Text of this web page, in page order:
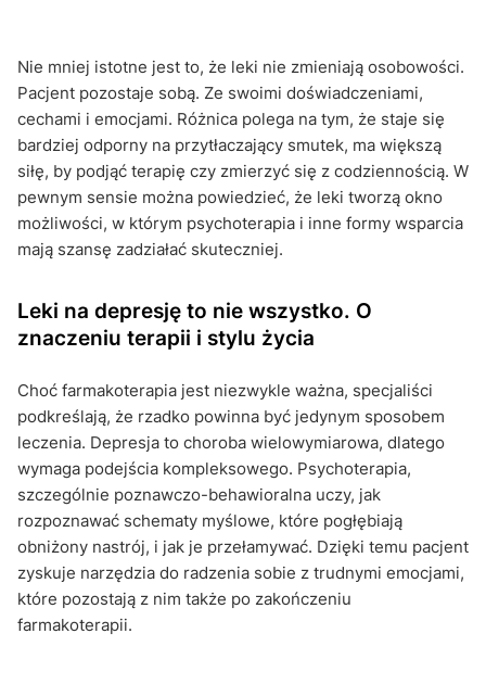
Nie mniej istotne jest to, że leki nie zmieniają osobowości.
Pacjent pozostaje sobą. Ze swoimi doświadczeniami,
cechami i emocjami. Różnica polega na tym, że staje się
bardziej odporny na przytłaczający smutek, ma większą
siłę, by podjąć terapię czy zmierzyć się z codziennością. W
pewnym sensie można powiedzieć, że leki tworzą okno
możliwości, w którym psychoterapia i inne formy wsparcia
mają szansę zadziałać skuteczniej.
Leki na depresję to nie wszystko. O
znaczeniu terapii i stylu życia
Choć farmakoterapia jest niezwykle ważna, specjaliści
podkreślają, że rzadko powinna być jedynym sposobem
leczenia. Depresja to choroba wielowymiarowa, dlatego
wymaga podejścia kompleksowego. Psychoterapia,
szczególnie poznawczo-behawioralna uczy, jak
rozpoznawać schematy myślowe, które pogłębiają
obniżony nastrój, i jak je przełamywać. Dzięki temu pacjent
zyskuje narzędzia do radzenia sobie z trudnymi emocjami,
które pozostają z nim także po zakończeniu
farmakoterapii.